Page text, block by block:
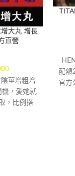
大丸 增長
直營
莖增粗增
機，愛她就
，比例搭
配額
官方